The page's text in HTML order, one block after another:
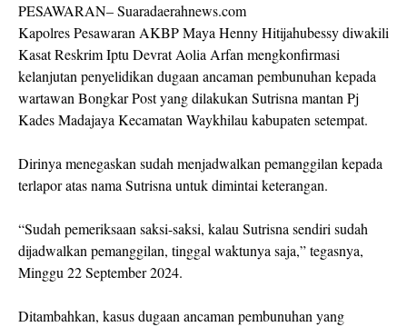
PESAWARAN– Suaradaerahnews.com
Kapolres Pesawaran AKBP Maya Henny Hitijahubessy diwakili
Kasat Reskrim Iptu Devrat Aolia Arfan mengkonfirmasi
kelanjutan penyelidikan dugaan ancaman pembunuhan kepada
wartawan Bongkar Post yang dilakukan Sutrisna mantan Pj
Kades Madajaya Kecamatan Waykhilau kabupaten setempat.
Dirinya menegaskan sudah menjadwalkan pemanggilan kepada
terlapor atas nama Sutrisna untuk dimintai keterangan.
“Sudah pemeriksaan saksi-saksi, kalau Sutrisna sendiri sudah
dijadwalkan pemanggilan, tinggal waktunya saja,” tegasnya,
Minggu 22 September 2024.
Ditambahkan, kasus dugaan ancaman pembunuhan yang